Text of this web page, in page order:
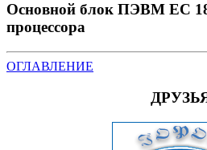
Основной блок ПЭВМ ЕС
процессора
ОГЛАВЛЕНИЕ